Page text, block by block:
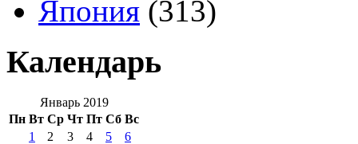
Япония (313)
Календарь
Январь 2019
Пн Вт Ср Чт Пт Сб Вс
1 2 3 4 5
6